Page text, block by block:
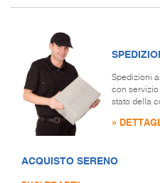
Spedizioni
con
stato della
»
ACQUISTO SERENO